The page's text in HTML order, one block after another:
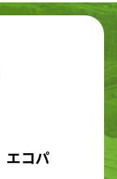
エコパ